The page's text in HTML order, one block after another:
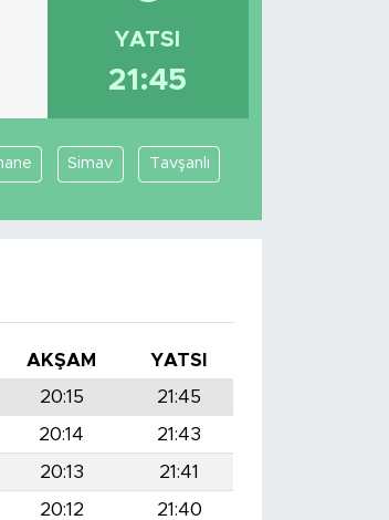
YATSI
21:45
Simav Tavşanlı
AKŞAM
YATSI
20:15
21:45
20:14
21:43
20:13
21:41
20:12
21:40